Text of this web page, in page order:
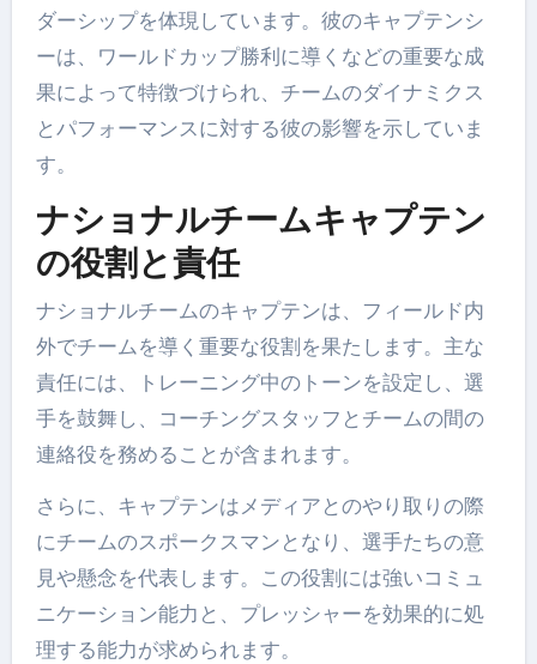
ダーシップを体現しています。彼のキャプテンシ
ーは、ワールドカップ勝利に導くなどの重要な成
果によって特徴づけられ、チームのダイナミクス
とパフォーマンスに対する彼の影響を示していま
す。
ナショナルチームキャプテン
の役割と責任
ナショナルチームのキャプテンは、フィールド内
外でチームを導く重要な役割を果たします。主な
責任には、トレーニング中のトーンを設定し、選
手を鼓舞し、コーチングスタッフとチームの間の
連絡役を務めることが含まれます。
さらに、キャプテンはメディアとのやり取りの際
にチームのスポークスマンとなり、選手たちの意
見や懸念を代表します。この役割には強いコミュ
ニケーション能力と、プレッシャーを効果的に処
理する能力が求められます。